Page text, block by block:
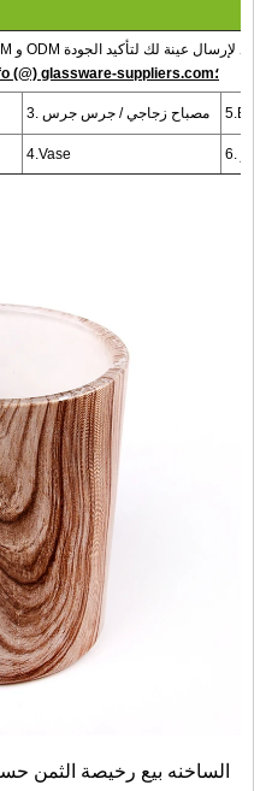
info (@) glassware-suppliers.com؛
3. مصباح زجاجي / جرس جرس
4.Vase